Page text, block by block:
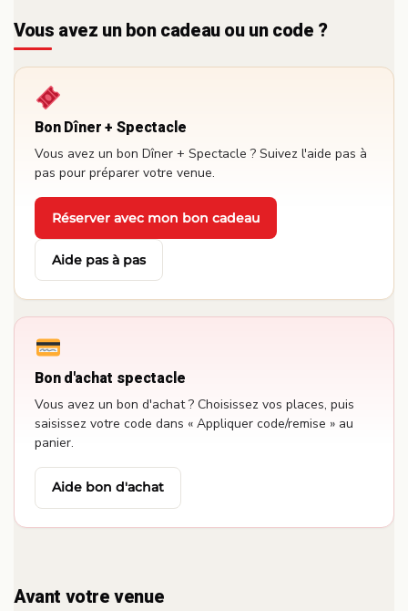
Vous avez un bon cadeau ou un code ?
Bon Dîner + Spectacle
Vous avez un bon Dîner + Spectacle ? Suivez l'aide pas à
pas pour préparer votre venue.
Réserver avec mon bon cadeau
· Aide pas à pas
Bon d'achat spectacle
Vous avez un bon d'achat ? Choisissez vos places, puis
saisissez votre code dans « Appliquer code/remise » au
panier.
Aide bon d'achat
Avant votre venue